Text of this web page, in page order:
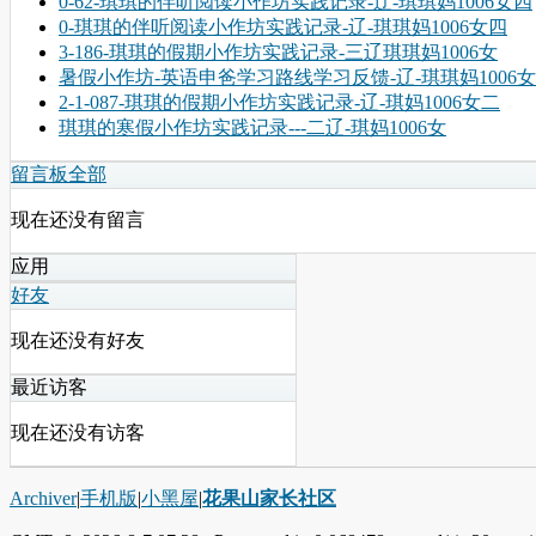
0-琪琪的伴听阅读小作坊实践记录-辽-琪琪妈1006女四
3-186-琪琪的假期小作坊实践记录-三辽琪琪妈1006女
暑假小作坊-英语申爸学习路线学习反馈-辽-琪琪妈1006
2-1-087-琪琪的假期小作坊实践记录-辽-琪妈1006女二
琪琪的寒假小作坊实践记录---二辽-琪妈1006女
留言板全部
现在还没有留言
应用
好友
现在还没有好友
最近访客
现在还没有访客
Archiver|手机版|小黑屋|花果山家长社区